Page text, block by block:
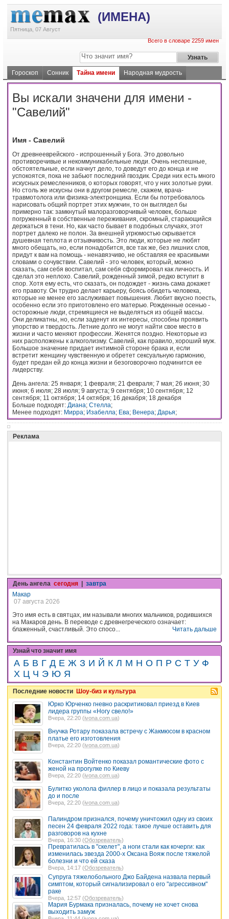
(ИМЕНА)
Пятница, 07 Август
Всего в словаре 2259 имен
Гороскоп Сонник Тайна имени Народная мудрость
Вы искали значени для имени -
"Савелий"
Имя - Савелий
От древнееврейского - испрошенный у Бога. Это довольно
противоречивые и некоммуникабельные люди. Очень неспешные,
обстоятельные, если начнут дело, то доведут его до конца и не
успокоятся, пока не забьют последний гвоздик. Среди них есть много
искусных ремесленников, о которых говорят, что у них золотые руки.
Но столь же искусны они в другом ремесле, скажем, врача-
травмотолога или физика-электронщика. Если бы потребовалось
нарисовать общий портрет этих мужчин, то он выглядел бы
примерно так: замкнутый малоразговорчивый человек, больше
погруженный в собственные переживания, скромный, старающийся
держаться в тени. Но, как часто бывает в подобных случаях, этот
портрет далеко не полон. За внешней угрюмостью скрывается
душевная теплота и отзывчивость. Это люди, которые не любят
много обещать, но, если понадобится, все так же, без лишних слов,
придут к вам на помощь - ненавязчиво, не обставляя ее красивыми
словами о сочувствии. Савелий - это человек, который, можно
сказать, сам себя воспитал, сам себя сформировал как личность. И
сделал это неплохо. Савелий, рожденный зимой, редко вступит в
спор. Хотя ему есть, что сказать, он подождет - жизнь сама докажет
его правоту. Он трудно делает карьеру, боясь обидеть человека,
которые не менее его заслуживает повышения. Любит вкусно поесть,
особенно если это приготовлено его матерью. Рожденные осенью -
осторожные люди, стремящиеся не выделяться из общей массы.
Они деликатны, но, если заденут их интересы, способны проявить
упорство и твердость. Летние долго не могут найти свое место в
жизни и часто меняют профессии. Женятся поздно. Некоторые из
них расположены к алкоголизму. Савелий, как правило, хороший муж.
Большое значение придает интимной стороне брака и, если
встретит женщину чувственную и обретет сексуальную гармонию,
будет предан ей до конца жизни и безоговорочно подчинится ее
лидерству.
День ангела: 25 января; 1 февраля; 21 февраля; 7 мая; 26 июня; 30
июня; 6 июля; 28 июля; 9 августа; 9 сентября; 10 сентября; 12
сентября; 11 октября; 14 октября; 16 декабря; 18 декабря
Больше подходят: Диана; Стелла;
Менее подходят: Мирра; Изабелла; Ева; Венера; Дарья;
Реклама
День ангела сегодня | завтра
Макар
07 августа 2026
Это имя есть в святцах, им называли многих мальчиков, родившихся
на Макаров день. В переводе с древнегреческого означает:
блаженный, счастливый. Это спосо...
Читать дальше
Узнай что значит имя
А Б В Г Д Е Ж З И Й К Л М Н О П Р С Т У Ф
Х Ц Ч Э Ю Я
Последние новости Шоу-биз и культура
Юрко Юрченко гневно раскритиковал приезд в Киев
лидера группы «Ногу свело!»
Вчера, 22:20 (ivona.com.ua)
Внучка Ротару показала встречу с Жакмюсом в красном
платье его изготовления
Вчера, 22:20 (ivona.com.ua)
Константин Войтенко показал романтические фото с
женой на прогулке по Киеву
Вчера, 22:20 (ivona.com.ua)
Булитко уколола филлер в лицо и показала результаты
до и после
Вчера, 22:20 (ivona.com.ua)
Палиндром признался, почему уничтожил одну из своих
песен 24 февраля 2022 года: такое лучше оставить для
разговоров на кухне
Вчера, 16:30 (Обозреватель)
Превратилась в "скелет", а ноги стали как кочерги: как
изменилась звезда 2000-х Оксана Вояж после тяжелой
болезни и что ей сказа
Вчера, 14:17 (Обозреватель)
Супруга тяжелобольного Джо Байдена назвала первый
симптом, который сигнализировал о его "агрессивном"
раке
Вчера, 12:57 (Обозреватель)
Мария Бурмака призналась, почему не хочет снова
выходить замуж